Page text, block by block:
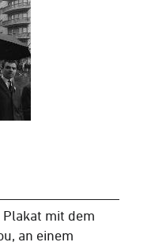
mit dem
an einem